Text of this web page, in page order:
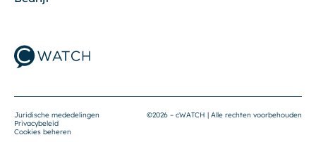
Juridische mededelingen
Privacybeleid
Cookies beheren
©2026 – cWATCH | Alle rechten voorbehouden